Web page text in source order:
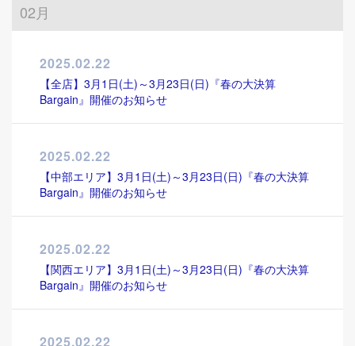
02月
2025.02.22
【全店】3月1日(土)～3月23日(日)『春の大決算
Bargain』開催のお知らせ
2025.02.22
【中部エリア】3月1日(土)～3月23日(日)『春の大決算
Bargain』開催のお知らせ
2025.02.22
【関西エリア】3月1日(土)～3月23日(日)『春の大決算
Bargain』開催のお知らせ
2025.02.22